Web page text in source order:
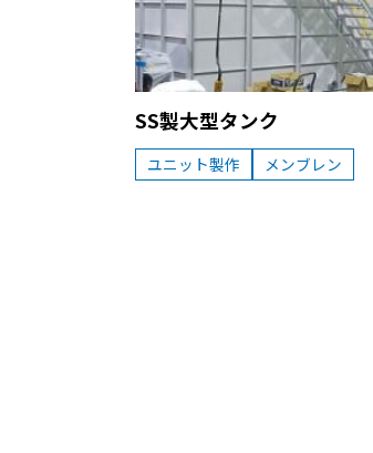
SS製大型タンク
ユニット製作 メンブレン